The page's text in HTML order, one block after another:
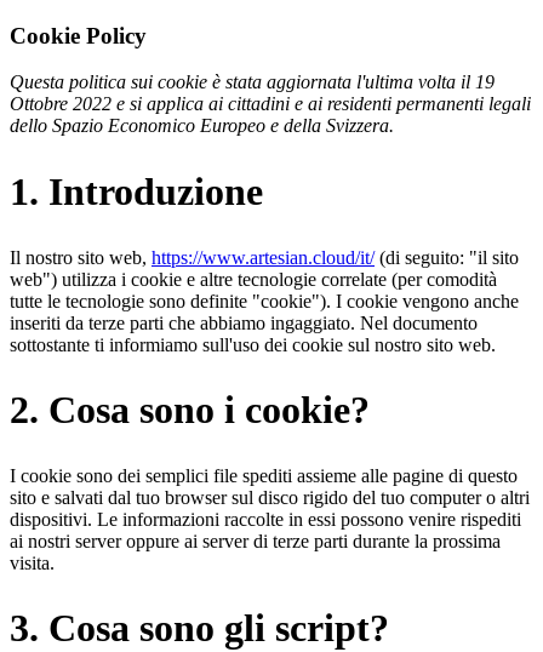
Cookie Policy
Questa politica sui cookie è stata aggiornata l'ultima volta il 19
Ottobre 2022 e si applica ai cittadini e ai residenti permanenti legali
dello Spazio Economico Europeo e della Svizzera.
1. Introduzione
Il nostro sito web, https://www.artesian.cloud/it/(di seguito: "il sito
web") utilizza i cookie e altre tecnologie correlate (per comodità
tutte le tecnologie sono definite "cookie"). I cookie vengono anche
inseriti da terze parti che abbiamo ingaggiato. Nel documento
sottostante ti informiamo sull'uso dei cookie sul nostro sito web.
2. Cosa sono i cookie?
I cookie sono dei semplici file spediti assieme alle pagine di questo
sito e salvati dal tuo browser sul disco rigido del tuo computer o altri
dispositivi. Le informazioni raccolte in essi possono venire rispediti
ai nostri server oppure ai server di terze parti durante la prossima
visita.
3. Cosa sono gli script?